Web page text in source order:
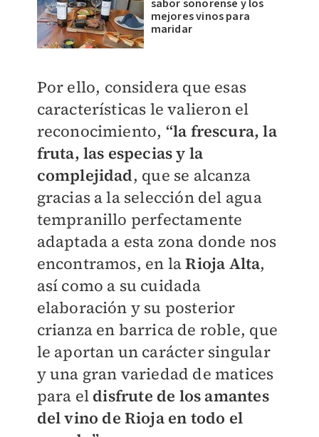
sabor sonorense y los
mejores vinos para
maridar
Por ello, considera que esas
características le valieron el
reconocimiento, “la frescura, la
fruta, las especias y la
complejidad, que se alcanza
gracias a la selección del agua
tempranillo perfectamente
adaptada a esta zona donde nos
encontramos, en laRioja Alta,
así como a su cuidada
elaboración y su posterior
crianza en barrica de roble, que
le aportan un carácter singular
y una gran variedad de matices
para el disfrute de los amantes
del vino de Rioja en todo el